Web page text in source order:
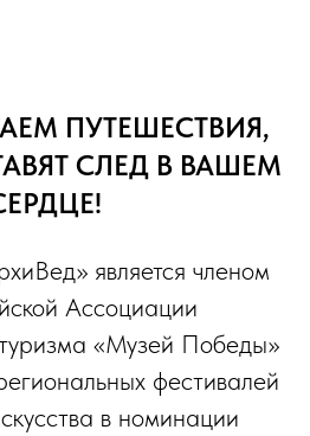
ПУТЕШЕСТВИЯ,
СЛЕД В ВАШЕМ
является членом
Ассоциации
туризма «Музей Победы»
фестивалей
в номинации